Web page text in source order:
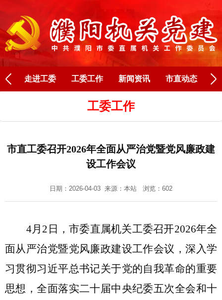
走进工委 工委工作 新闻资讯 市直动态 人
工委工作
市直工委召开2026年全面从严治党暨党风廉政建
设工作会议
日期：2026-04-03 来源： 本站 浏览：602
4月 2 日 ，市委直属机关工委召开2026年全
面从严治党暨党风廉政建设工作会议，深入学
习贯彻习近平总书记关于党的自我革命的重要
思想，全面落实二十届中央纪委五次全会和十